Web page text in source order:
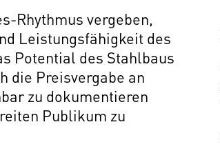
Rhythmus vergeben,
Leistungsfähigkeit des
Potential des Stahlbaus
die Preisvergabe an
zu dokumentieren
Publikum zu